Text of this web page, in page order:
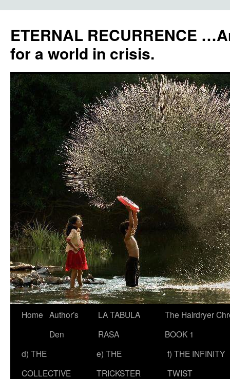
ETERNAL RECURRENCE
for a world in crisis.
Skip
content
Home Author’s
Den
LA TABULA
RASA
The Hairdryer
BOOK 1
d) THE
COLLECTIVE
e) THE
TRICKSTER
f) THE INFINITY
TWIST